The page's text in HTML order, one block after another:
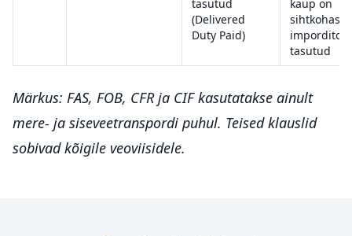
tasutud
(Delivered
Duty Paid)
kaup on
sihtkohas,
tasutud
Märkus: FAS, FOB, CFR ja CIF kasutatakse ainult
mere- ja siseveetranspordi puhul. Teised klauslid
sobivad kõigile veoviisidele.